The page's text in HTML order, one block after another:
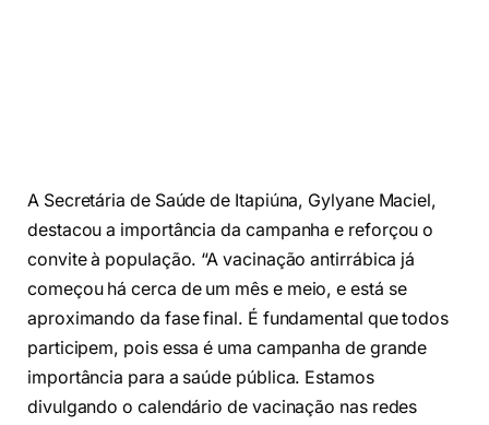
A Secretária de Saúde de Itapiúna, Gylyane Maciel,
destacou a importância da campanha e reforçou o
convite à população. “A vacinação antirrábica já
começou há cerca de um mês e meio, e está se
aproximando da fase final. É fundamental que todos
participem, pois essa é uma campanha de grande
importância para a saúde pública. Estamos
divulgando o calendário de vacinação nas redes